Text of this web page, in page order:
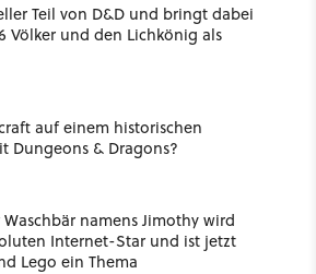
Teil von D&D und bringt dabei
Völker und den Lichkönig als
auf einem historischen
Dungeons & Dragons?
namens Jimothy wird
Internet-Star und ist jetzt
Lego ein Thema